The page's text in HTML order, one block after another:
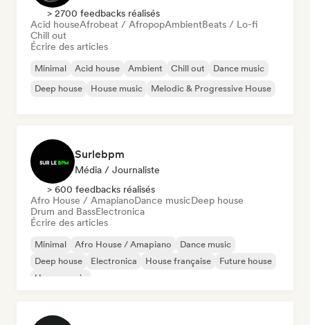
> 2700 feedbacks réalisés
Acid houseAfrobeat / AfropopAmbientBeats / Lo-fi
Chill out
Écrire des articles
Minimal Acid house Ambient Chill out
Dance music
Deep house
House music Melodic & Progressive House
Surlebpm
Média / Journaliste
> 600 feedbacks réalisés
Afro House / AmapianoDance musicDeep house
Drum and BassElectronica
Écrire des articles
Minimal Afro House / Amapiano
Dance music
Deep house
Electronica House française
Future house
House music